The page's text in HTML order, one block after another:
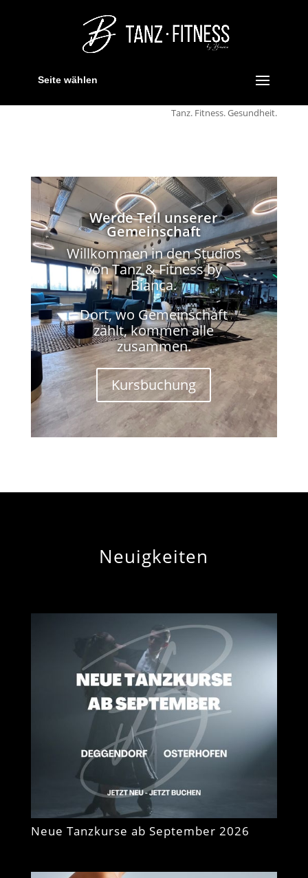
Seite wählen
Tanz. Fitness. Gesundheit.
Werde Teil unserer
Gemeinschaft
Willkommen in den Studios
von Tanz & Fitness by
Bianca.
Dort, wo Gemeinschaft
zählt, kommen alle
zusammen.
Kursbuchung
Neuigkeiten
Neue Tanzkurse ab September 2026